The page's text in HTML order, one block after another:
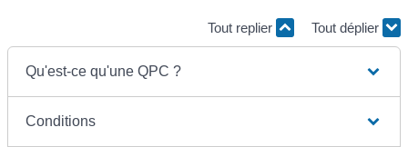
Tout replier Tout déplier
Qu'est-ce qu'une QPC ?
Conditions